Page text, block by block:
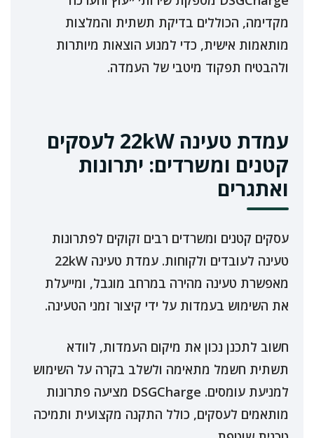
מקדימה, הכוללים בדיקת תשתית והמלצות
מותאמות אישית, כדי למנוע הוצאות מיותרות
ולהבטיח תפקוד מיטבי של העמדה.
עמדת טעינה 22kW לעסקים
קטנים ומשרדים: יתרונות
ואתגרים
עסקים קטנים ומשרדים רבים זקוקים לפתרונות
טעינה לעובדים ולקוחות. עמדת טעינה 22kW
מאפשרת טעינה מהירה במרחב מוגבל, ומייעלת
את השימוש בעמדות על ידי קיצור זמני הטעינה.
חשוב לתכנן נכון את מיקום העמדות, לוודא
תשתית חשמל מתאימה ולשלב בקרה על השימוש
למניעת עומסים. DSGCharge מציעה פתרונות
מותאמים לעסקים, כולל התקנה מקצועית ותמיכה